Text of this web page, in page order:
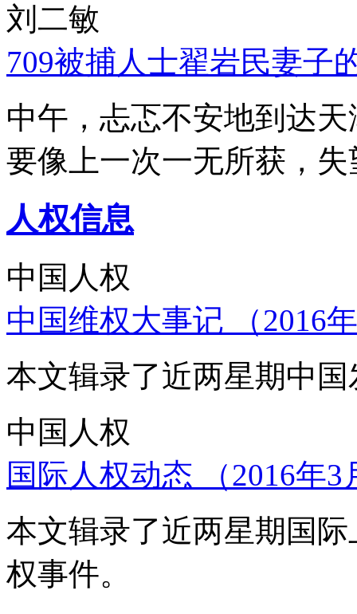
刘二敏
709被捕人士翟岩民妻子
中午，忐忑不安地到达
要像上一次一无所获，
人权信息
中国人权
中国维权大事记 （2016
本文辑录了近两星期中
中国人权
国际人权动态 （2016年
本文辑录了近两星期国
权事件。